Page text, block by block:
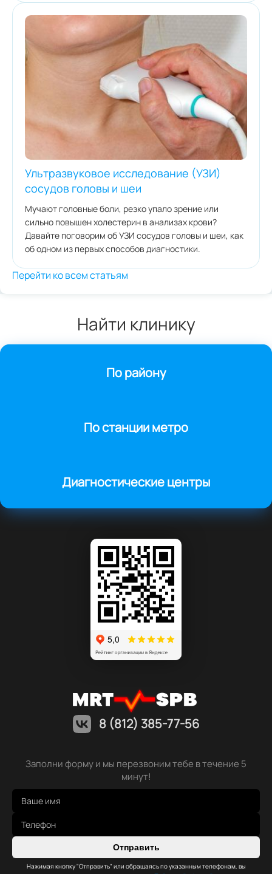
Ультразвуковое исследование (УЗИ)
сосудов головы и шеи
Мучают головные боли, резко упало зрение или
сильно повышен холестерин в анализах крови?
Давайте поговорим об УЗИ сосудов головы и шеи, как
об одном из первых способов диагностики.
Перейти ко всем статьям
Найти клинику
По району
По станции метро
Диагностические центры
8 (812) 385-77-56
Заполни форму и мы перезвоним тебе в течение 5
минут!
Отправить
Нажимая кнопку "Отправить" или обращаясь по указанным телефонам, вы